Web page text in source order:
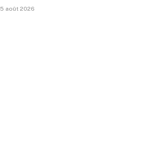
5 août 2026